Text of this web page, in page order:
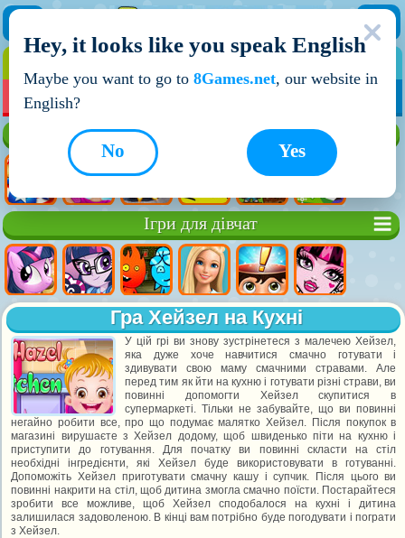
НОВІ ІГРИ
Ігри для дівчат
Гра Хейзел на Кухні
У цій грі ви знову зустрінетеся з малечею Хейзел,
яка дуже хоче навчитися смачно готувати і
здивувати свою маму смачними стравами. Але
перед тим як йти на кухню і готувати різні страви, ви
повинні допомогти Хейзел скупитися в
супермаркеті. Тільки не забувайте, що ви повинні
негайно робити все, про що подумає малятко Хейзел. Після покупок в
магазині вирушаєте з Хейзел додому, щоб швиденько піти на кухню і
приступити до готування. Для початку ви повинні скласти на стіл
необхідні інгредієнти, які Хейзел буде використовувати в готуванні.
Допоможіть Хейзел приготувати смачну кашу і супчик. Після цього ви
повинні накрити на стіл, щоб дитина змогла смачно поїсти. Постарайтеся
зробити все можливе, щоб Хейзел сподобалося на кухні і дитина
залишилася задоволеною. В кінці вам потрібно буде погодувати і пограти
з Хейзел.
Hey, it looks like you speak English
Maybe you want to go to 8Games.net, our website in
English?
Yes
No